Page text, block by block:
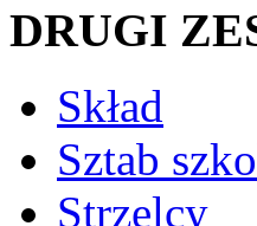
DRUGI
Skład
Sztab
Strzelcy